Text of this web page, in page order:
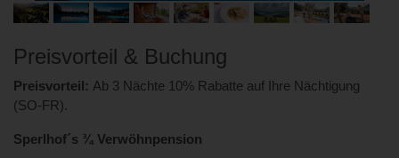
Preisvorteil & Buchung
Preisvorteil: Ab 3 Nächte 10% Rabatte auf Ihre Nächtigung
(SO-FR).
Sperlhof´s ¾ Verwöhnpension